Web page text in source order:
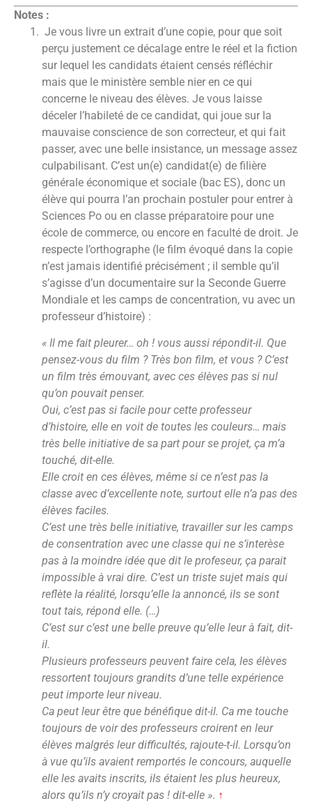
Notes :
Je vous livre un extrait d’une copie, pour que soit
perçu justement ce décalage entre le réel et la fiction
sur lequel les candidats étaient censés réfléchir
mais que le ministère semble nier en ce qui
concerne le niveau des élèves. Je vous laisse
déceler l’habileté de ce candidat, qui joue sur la
mauvaise conscience de son correcteur, et qui fait
passer, avec une belle insistance, un message assez
culpabilisant. C’est un(e) candidat(e) de filière
générale économique et sociale (bac ES), donc un
élève qui pourra l’an prochain postuler pour entrer à
Sciences Po ou en classe préparatoire pour une
école de commerce, ou encore en faculté de droit. Je
respecte l’orthographe (le film évoqué dans la copie
n’est jamais identifié précisément ; il semble qu’il
s’agisse d’un documentaire sur la Seconde Guerre
Mondiale et les camps de concentration, vu avec un
professeur d’histoire) :
« Il me fait pleurer… oh ! vous aussi répondit-il. Que
pensez-vous du film ? Très bon film, et vous ? C’est
un film très émouvant, avec ces élèves pas si nul
qu’on pouvait penser.
Oui, c’est pas si facile pour cette professeur
d’histoire, elle en voit de toutes les couleurs… mais
très belle initiative de sa part pour se projet, ça m’a
touché, dit-elle.
Elle croit en ces élèves, même si ce n’est pas la
classe avec d’excellente note, surtout elle n’a pas des
élèves faciles.
C’est une très belle initiative, travailler sur les camps
de consentration avec une classe qui ne s’interèse
pas à la moindre idée que dit le profeseur, ça parait
impossible à vrai dire. C’est un triste sujet mais qui
reflète la réalité, lorsqu’elle la annoncé, ils se sont
tout tais, répond elle. (…)
C’est sur c’est une belle preuve qu’elle leur à fait, dit-
il.
Plusieurs professeurs peuvent faire cela, les élèves
ressortent toujours grandits d’une telle expérience
peut importe leur niveau.
Ca peut leur être que bénéfique dit-il. Ca me touche
toujours de voir des professeurs croirent en leur
élèves malgrés leur difficultés, rajoute-t-il. Lorsqu’on
à vue qu’ils avaient remportés le concours, auquelle
elle les avaits inscrits, ils étaient les plus heureux,
alors qu’ils n’y croyait pas ! dit-elle ». ↑